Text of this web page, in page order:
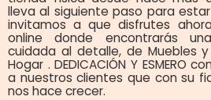
lleva al siguiente paso para
invitamos a que disfrutes
online donde encontrarás
cuidada al detalle, de Muebles
Hogar . DEDICACIÓN Y ESMERO
a nuestros clientes que con su
nos hace crecer.